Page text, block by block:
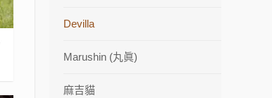
Devilla
Marushin (丸眞)
麻吉貓